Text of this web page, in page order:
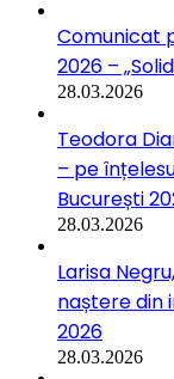
Comunicat
2026 –
28.03.2026
Teodora
– pe
București
28.03.2026
Larisa
naștere din
2026
28.03.2026